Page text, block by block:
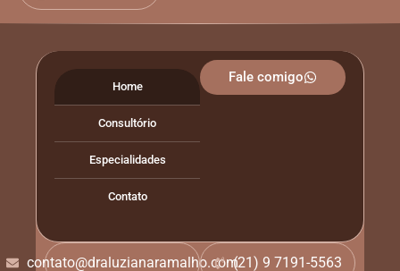
Home
Consultório
Especialidades
Contato
Fale comigo
contato@draluzianaramalho.com(21) 9 7191-5563